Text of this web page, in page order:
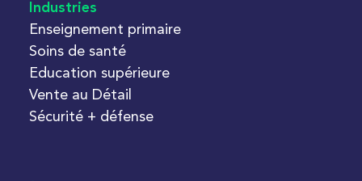
Industries
Enseignement primaire
Soins de santé
Education supérieure
Vente au Détail
Sécurité + défense